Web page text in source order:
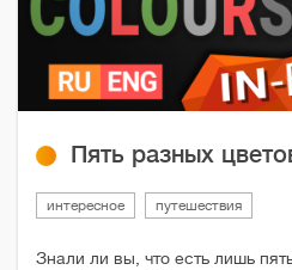
Пять разных
интересное путешествия
Знали ли вы, что есть лишь